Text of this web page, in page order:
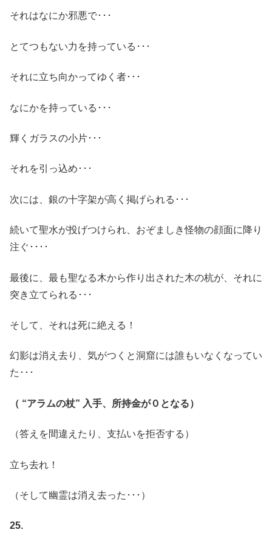
それはなにか邪悪で･･･
とてつもない力を持っている･･･
それに立ち向かってゆく者･･･
なにかを持っている･･･
輝くガラスの小片･･･
それを引っ込め･･･
次には、銀の十字架が高く掲げられる･･･
続いて聖水が投げつけられ、おぞましき怪物の顔面に降り
注ぐ････
最後に、最も聖なる木から作り出された木の杭が、それに
突き立てられる･･･
そして、それは死に絶える！
幻影は消え去り、気がつくと洞窟には誰もいなくなってい
た･･･
（ “アラムの杖” 入手、所持金が０となる）
（答えを間違えたり、支払いを拒否する）
立ち去れ！
（そして幽霊は消え去った･･･）
25.